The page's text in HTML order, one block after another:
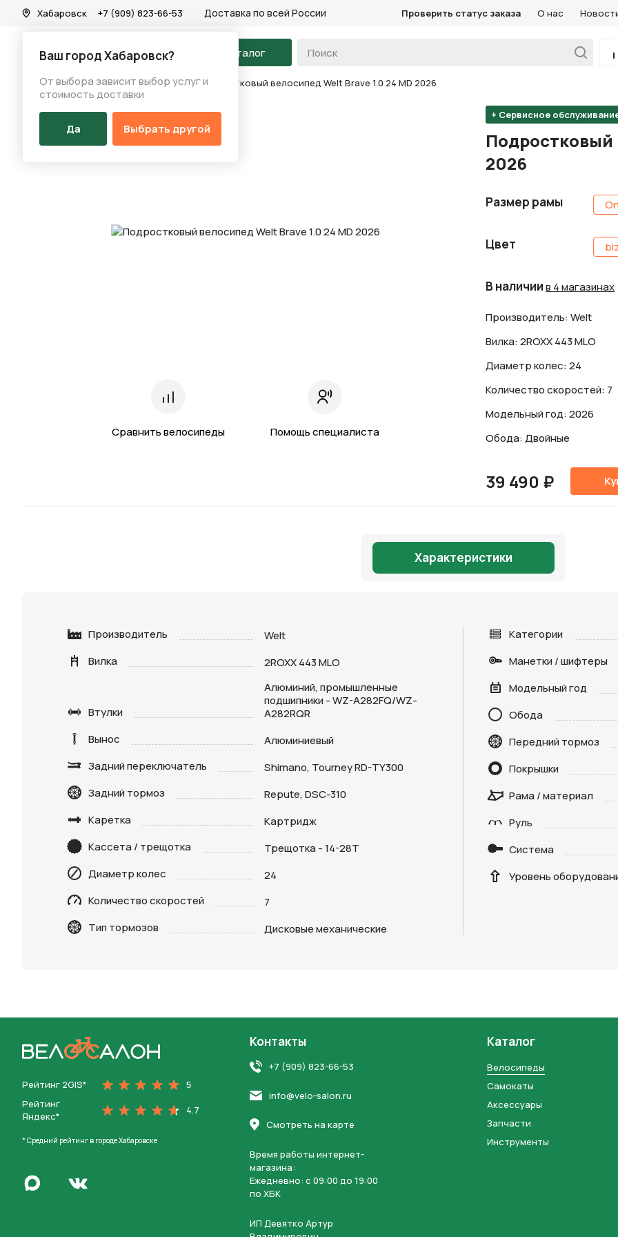
Хабаровск
Ваш город Хабаровск?
От выбора зависит выбор услуг и
стоимость доставки
Да Выбрать другой
+7 (909) 823-66-53 Доставка по всей России Проверить статус заказа О нас
На главную Каталог
Каталог/Велосипеды/Велосипеды/Подростковый велосипед Welt Brave 1.0 24 MD 2026
Сравнить велосипеды Помощь специалиста
+ Сервисное
Подростковый
2026
Размер рамы
Цвет
В наличиив 4 магазинах
Производитель: Welt
Вилка: 2ROXX 443 MLO
Диаметр колес: 24
Количество скоростей: 7
Модельный год: 2026
Обода: Двойные
39 490 ₽
Характеристики
Производитель
Welt
Вилка
2ROXX 443 MLO
Втулки
Алюминий, промышленные
подшипники - WZ-A282FQ/WZ-
A282RQR
Вынос
Алюминиевый
Задний переключатель
Shimano, Tourney RD-TY300
Задний тормоз
Repute, DSC-310
Каретка
Картридж
Кассета / трещотка
Трещотка - 14-28Т
Диаметр колес
24
Количество скоростей
7
Тип тормозов
Дисковые механические
Категории
Манетки / шифтеры
Модельный год
Обода
Передний тормоз
Покрышки
Рама / материал
Руль
Система
Уровень
Рейтинг 2GIS*
5
Рейтинг
Яндекс*
4.7
* Средний рейтинг в городе Хабаровске
Написать в MaxПерейти во Вконтакте
Контакты
+7 (909) 823-66-53
info@velo-salon.ru
Смотреть на карте
Время работы интернет-
магазина:
Ежедневно: c 09:00 до 19:00
по ХБК
ИП Девятко Артур
Каталог
Велосипеды
Самокаты
Аксессуары
Запчасти
Инструменты
Отправить
Нажимая на кнопку “Отправить заявку”, вы даетесогласие на обработку
персональных данных и соглашаетесь с политикой конфиденциальности